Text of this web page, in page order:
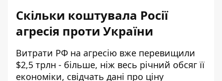
Скільки коштувала Росії
агресія проти України
Витрати РФ на агресію вже перевищили
$2,5 трлн - більше, ніж весь річний обсяг її
економіки, свідчать дані про ціну